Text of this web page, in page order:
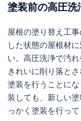
塗装前の高圧洗
屋根の塗り替え工
した状態の屋根材
い。高圧洗浄で汚
きれいに削り落と
塗装を行うことに
装しても、新しい
っかく塗装を行っ